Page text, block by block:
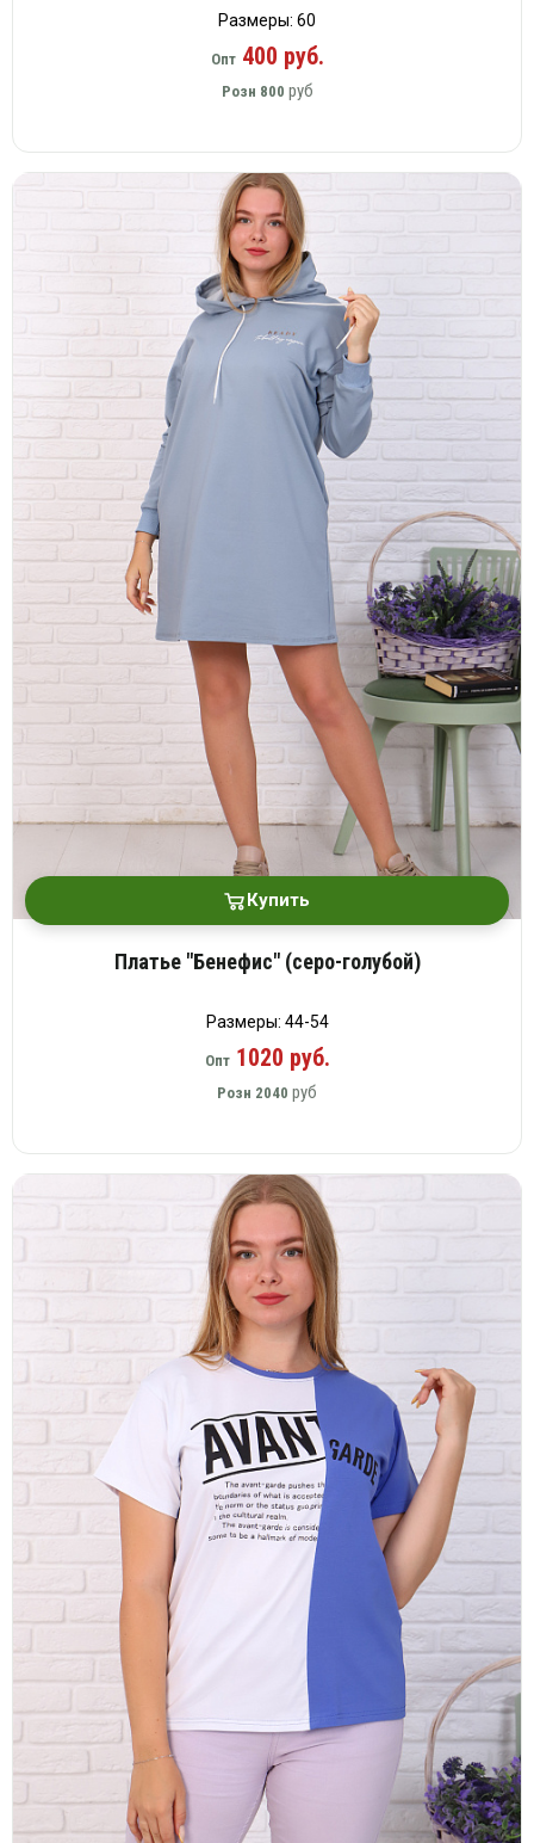
Размеры: 60
Опт400 руб.
Розн 800 руб
Купить
Платье "Бенефис" (серо-голубой)
Размеры: 44-54
Опт1020 руб.
Розн 2040 руб